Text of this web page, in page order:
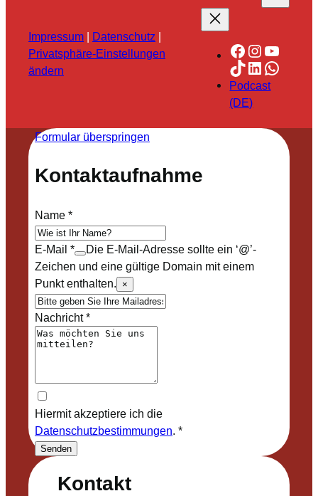
Impressum | Datenschutz |
Privatsphäre-Einstellungen
ändern
Facebook
TikTok
LinkedIn
Podcast
(DE)
Kontakt
Formular überspringen
Kontaktaufnahme
Name*
E-Mail *
Die E-Mail-Adresse sollte ein ‘@’-
Zeichen und eine gültige Domain mit einem
Punkt enthalten.
×
Nachricht*
Hiermit akzeptiere ich die
Datenschutzbestimmungen. *
Senden